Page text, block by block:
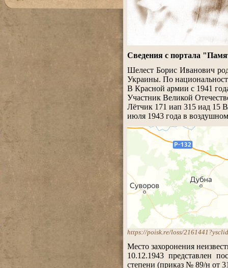
Сведения с портала
Шелест Борис Иванович
Украины. По
В Красной армии с 1941
Участник Великой
Лётчик 171 иап 315 иад 15
июля 1943 года в
https://poisk.re/loss/
Место захоронения
10.12.1943 представлен
степени (приказ № 89/н от